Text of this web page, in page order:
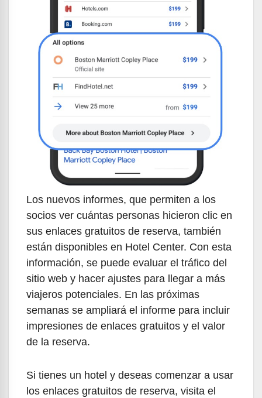
Los nuevos informes, que permiten a los
socios ver cuántas personas hicieron clic en
sus enlaces gratuitos de reserva, también
están disponibles en Hotel Center. Con esta
información, se puede evaluar el tráfico del
sitio web y hacer ajustes para llegar a más
viajeros potenciales. En las próximas
semanas se ampliará el informe para incluir
impresiones de enlaces gratuitos y el valor
de la reserva.
Si tienes un hotel y deseas comenzar a usar
los enlaces gratuitos de reserva, visita el